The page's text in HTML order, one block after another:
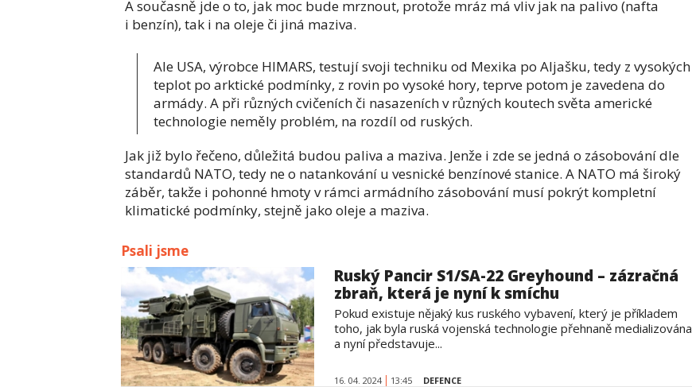
A současně jde o to, jak moc bude mrznout, protože mráz má vliv jak na palivo (nafta
i benzín), tak i na oleje či jiná maziva.
Ale USA, výrobce HIMARS, testují svoji techniku od Mexika po Aljašku, tedy z vysokých
teplot po arktické podmínky, z rovin po vysoké hory, teprve potom je zavedena do
armády. A při různých cvičeních či nasazeních v různých koutech světa americké
technologie neměly problém, na rozdíl od ruských.
Jak již bylo řečeno, důležitá budou paliva a maziva. Jenže i zde se jedná o zásobování dle
standardů NATO, tedy ne o natankování u vesnické benzínové stanice. A NATO má široký
záběr, takže i pohonné hmoty v rámci armádního zásobování musí pokrýt kompletní
klimatické podmínky, stejně jako oleje a maziva.
Psali jsme
Ruský Pancir S1/SA-22 Greyhound – zázračná
zbraň, která je nyní k smíchu
Pokud existuje nějaký kus ruského vybavení, který je příkladem
toho, jak byla ruská vojenská technologie přehnaně medializována
a nyní představuje...
16. 04. 2024 13:45 DEFENCE